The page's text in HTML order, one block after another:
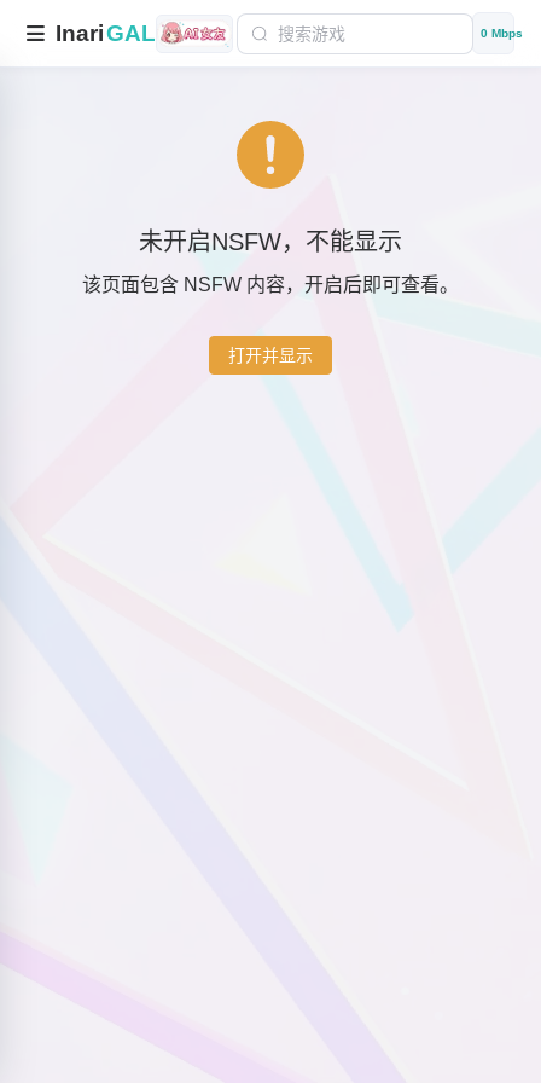
InariGAL 0 Mbps
未开启NSFW，不能显示
该页面包含 NSFW 内容，开启后即可查看。
打开并显示